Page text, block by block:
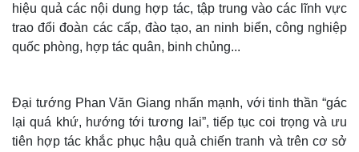
hiệu quả các nội dung hợp tác, tập trung vào các lĩnh vực
trao đổi đoàn các cấp, đào tạo, an ninh biển, công nghiệp
quốc phòng, hợp tác quân, binh chủng...
Đại tướng Phan Văn Giang nhấn mạnh, với tinh thần “gác
lại quá khứ, hướng tới tương lai”, tiếp tục coi trọng và ưu
tiên hợp tác khắc phục hậu quả chiến tranh và trên cơ sở